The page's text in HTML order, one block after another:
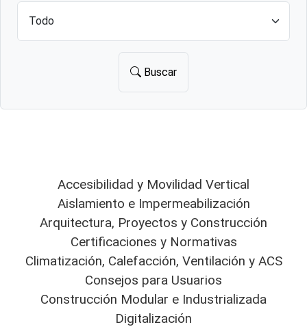
Buscar
Accesibilidad y Movilidad Vertical
Aislamiento e Impermeabilización
Arquitectura, Proyectos y Construcción
Certificaciones y Normativas
Climatización, Calefacción, Ventilación y ACS
Consejos para Usuarios
Construcción Modular e Industrializada
Digitalización